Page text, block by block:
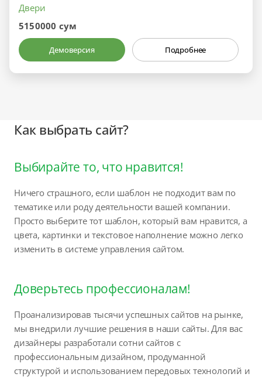
Двери
5150000 сум
Демоверсия Подробнее
Как выбрать сайт?
Выбирайте то, что нравится!
Ничего страшного, если шаблон не подходит вам по
тематике или роду деятельности вашей компании.
Просто выберите тот шаблон, который вам нравится, а
цвета, картинки и текстовое наполнение можно легко
изменить в системе управления сайтом.
Доверьтесь профессионалам!
Проанализировав тысячи успешных сайтов на рынке,
мы внедрили лучшие решения в наши сайты. Для вас
дизайнеры разработали сотни сайтов с
профессиональным дизайном, продуманной
структурой и использованием передовых технологий и